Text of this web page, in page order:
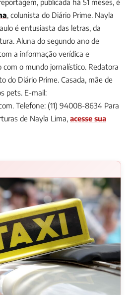
publicada há 51 meses, é
, colunista do Diário Prime. Nayla
é entusiasta das letras, da
Aluna do segundo ano de
a informação verídica e
o mundo jornalístico. Redatora
do Diário Prime. Casada, mãe de
pets. E-mail:
. Telefone: (11) 94008-8634 Para
de Nayla Lima, acesse sua